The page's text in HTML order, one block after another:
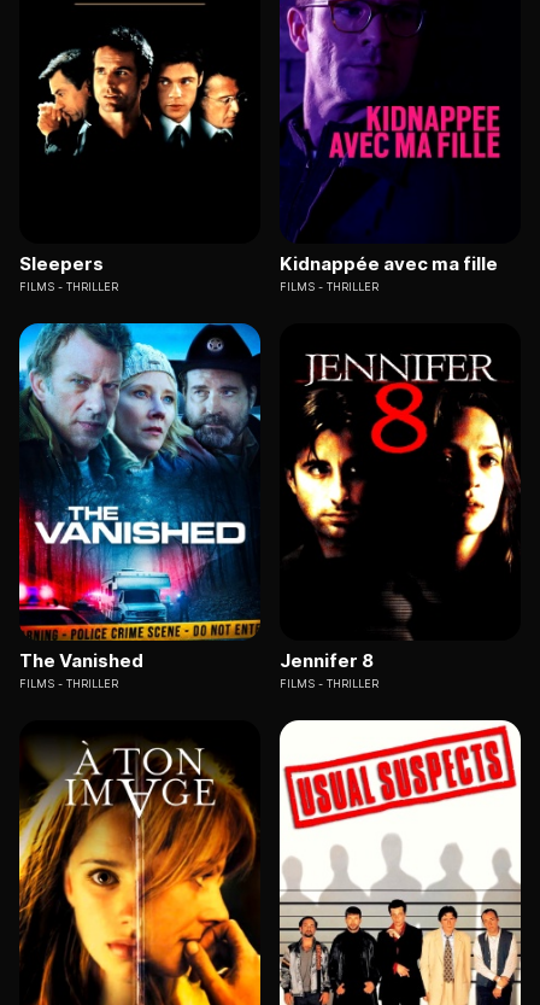
Sleepers
FILMS THRILLER
Kidnappée avec ma fille
FILMS THRILLER
The Vanished
FILMS THRILLER
Jennifer 8
FILMS THRILLER